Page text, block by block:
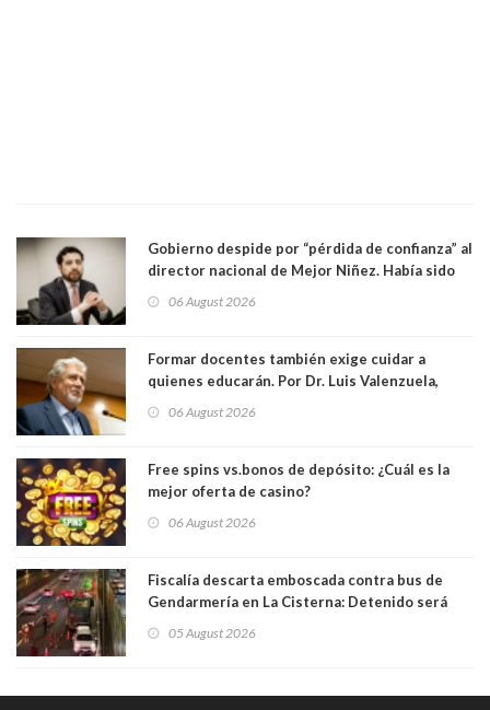
Gobierno despide por “pérdida de confianza” al
director nacional de Mejor Niñez. Había sido
06 August 2026
Formar docentes también exige cuidar a
quienes educarán. Por Dr. Luis Valenzuela,
Académicos U. Católica Silva Henríquez
06 August 2026
Free spins vs.bonos de depósito: ¿Cuál es la
mejor oferta de casino?
06 August 2026
Fiscalía descarta emboscada contra bus de
Gendarmería en La Cisterna: Detenido será
05 August 2026